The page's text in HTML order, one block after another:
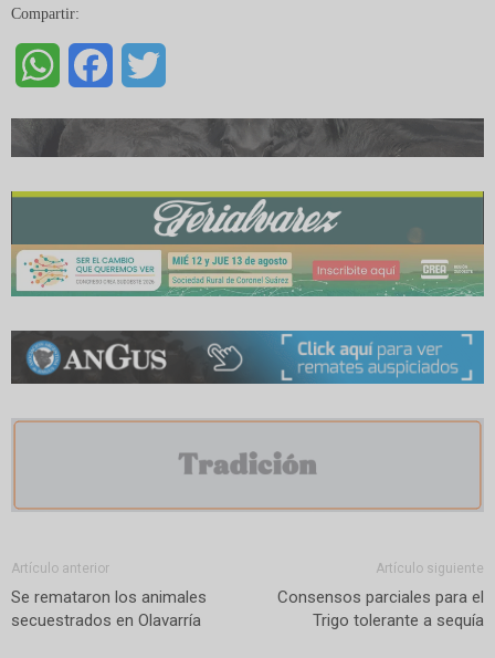
Compartir:
WhatsAppFacebook
Artículo anterior
Se remataron los animales
secuestrados en Olavarría
Artículo siguiente
Consensos parciales para el
Trigo tolerante a sequía